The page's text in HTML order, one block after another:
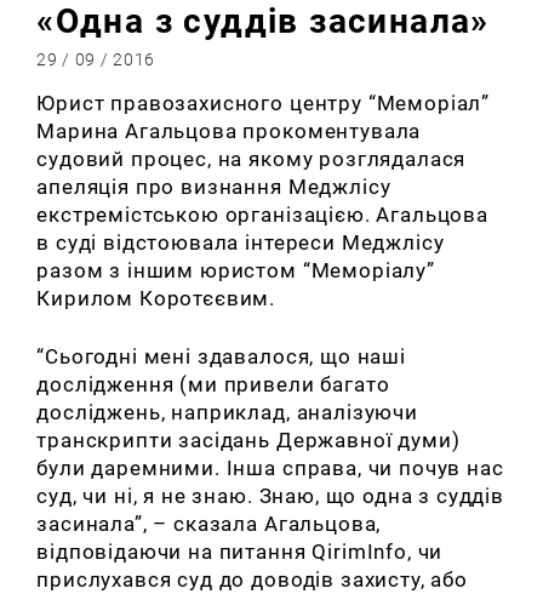
«Одна з суддів засинала»
29 / 09 / 2016
Юрист правозахисного центру “Меморіал”
Марина Агальцова прокоментувала
судовий процес, на якому розглядалася
апеляція про визнання Меджлісу
екстремістською організацією.Агальцова
в суді відстоювала інтереси Меджлісу
разом з іншим юристом “Меморіалу”
Кирилом Коротєєвим.
“Сьогодні мені здавалося, що наші
дослідження (ми привели багато
досліджень, наприклад, аналізуючи
транскрипти засідань Державної думи)
були даремними. Інша справа, чи почув нас
суд, чи ні, я не знаю. Знаю, що одна з суддів
засинала”, – сказала Агальцова,
відповідаючи на питання QirimInfo, чи
прислухався суд до доводів захисту, або